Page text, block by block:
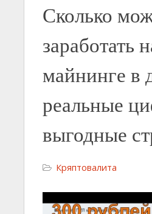
Сколько
заработать
майнинге в
реальные
выгодные
Кряптовалита